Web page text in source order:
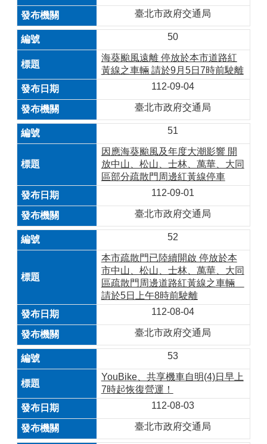
臺北市政府交通局
50
海葵颱風遠離 停放於本市道路紅
黃線之車輛 請於9月5日7時前駛離
112-09-04
臺北市政府交通局
51
因應海葵颱風及年度大潮影響 開
放中山、松山、士林、萬華、大同
區部分疏散門周邊紅黃線停車
112-09-01
臺北市政府交通局
52
本市疏散門已陸續開啟 停放於本
市中山、松山、士林、萬華、大同
區疏散門周邊道路紅黃線之車輛
請於5日上午8時前駛離
112-08-04
臺北市政府交通局
53
YouBike、共享機車自明(4)日早上
7時起恢復營運！
112-08-03
臺北市政府交通局